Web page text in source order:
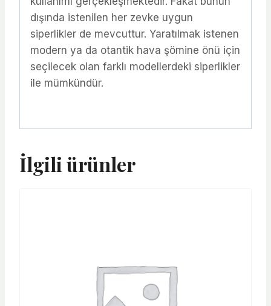
dışında istenilen her zevke uygun
siperlikler de mevcuttur. Yaratılmak istenen
modern ya da otantik hava şömine önü için
seçilecek olan farklı modellerdeki siperlikler
ile mümkündür.
İlgili ürünler